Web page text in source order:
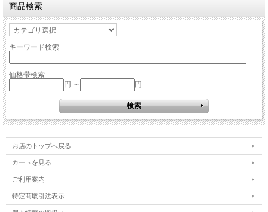
商品検索
キーワード検索
価格帯検索
円 ～
円
お店のトップへ戻る
カートを見る
ご利用案内
特定商取引法表示